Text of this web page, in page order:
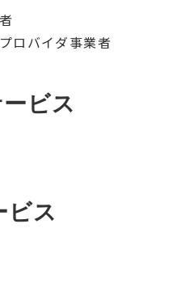
ロバイダ事業者
ビス
ビス